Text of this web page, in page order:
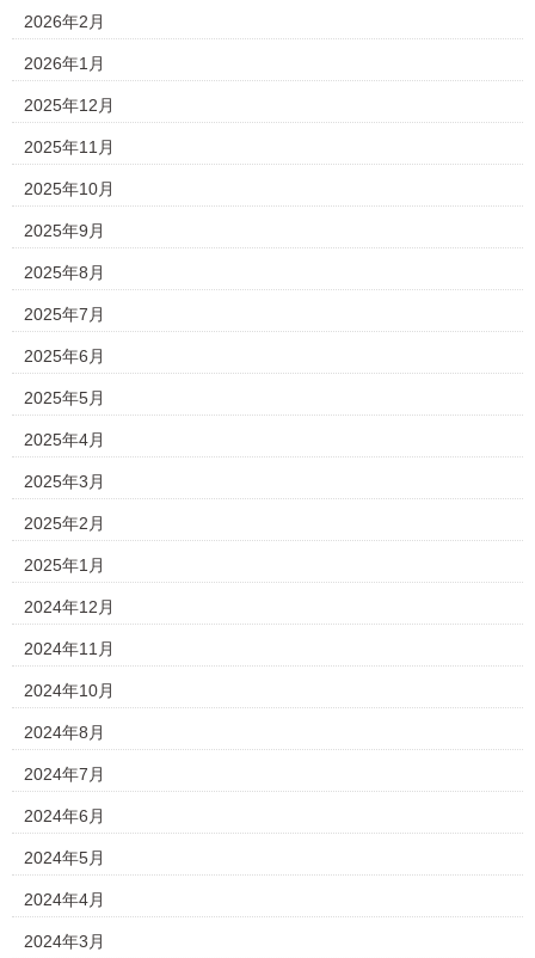
2026年2月
2026年1月
2025年12月
2025年11月
2025年10月
2025年9月
2025年8月
2025年7月
2025年6月
2025年5月
2025年4月
2025年3月
2025年2月
2025年1月
2024年12月
2024年11月
2024年10月
2024年8月
2024年7月
2024年6月
2024年5月
2024年4月
2024年3月